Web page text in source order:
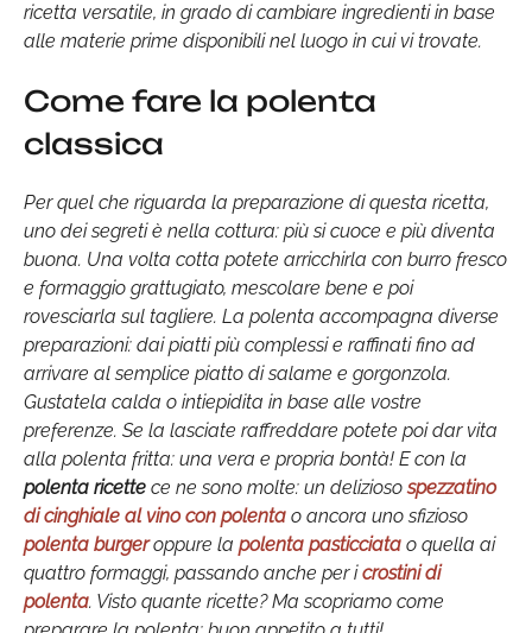
ricetta versatile, in grado di cambiare ingredienti in base
alle materie prime disponibili nel luogo in cui vi trovate.
Come fare la polenta
classica
Per quel che riguarda la preparazione di questa ricetta,
uno dei segreti è nella cottura: più si cuoce e più diventa
buona. Una volta cotta potete arricchirla con burro fresco
e formaggio grattugiato, mescolare bene e poi
rovesciarla sul tagliere. La polenta accompagna diverse
preparazioni: dai piatti più complessi e raffinati fino ad
arrivare al semplice piatto di salame e gorgonzola.
Gustatela calda o intiepidita in base alle vostre
preferenze. Se la lasciate raffreddare potete poi dar vita
alla polenta fritta: una vera e propria bontà! E con la
polenta ricette ce ne sono molte: un deliziosospezzatino
di cinghiale al vino con polenta o ancora uno sfizioso
polenta burgeroppure la polenta pasticciata o quella ai
quattro formaggi, passando anche per icrostini di
polenta. Visto quante ricette? Ma scopriamo come